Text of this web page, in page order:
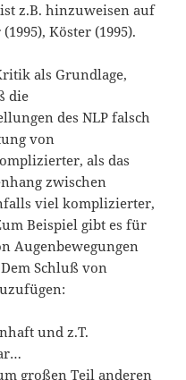
z.B. hinzuweisen auf
Köster (1995).
als Grundlage,
die
des NLP falsch
von
als das
zwischen
viel komplizierter,
Beispiel gibt es für
Augenbewegungen
Schluß von
und z.T.
großen Teil anderen